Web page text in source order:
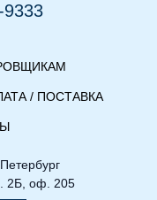
9333
/ ПОСТАВКА
2Б, оф. 205